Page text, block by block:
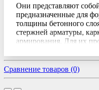
Они представляют
предназначенные для
толщины бетонного
стержней арматуры,
армирования. Для их
давлением. Пластик
коррозии, справляется
Сравнение товаров (0)